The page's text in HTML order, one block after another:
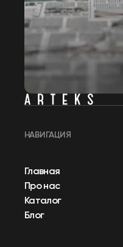
НАВИГАЦИЯ
Главная
Про нас
Каталог
Блог